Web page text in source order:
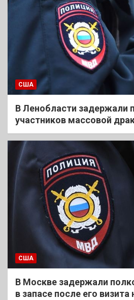
США
В Ленобласти задержали
участников массовой
США
В Москве задержали
в запасе после его